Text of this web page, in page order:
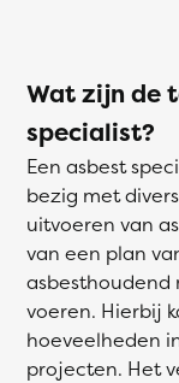
Wat zijn de
specialist?
Een asbest
bezig met
uitvoeren van
van een plan
voeren. Hierbij
hoeveelheden
projecten. Het